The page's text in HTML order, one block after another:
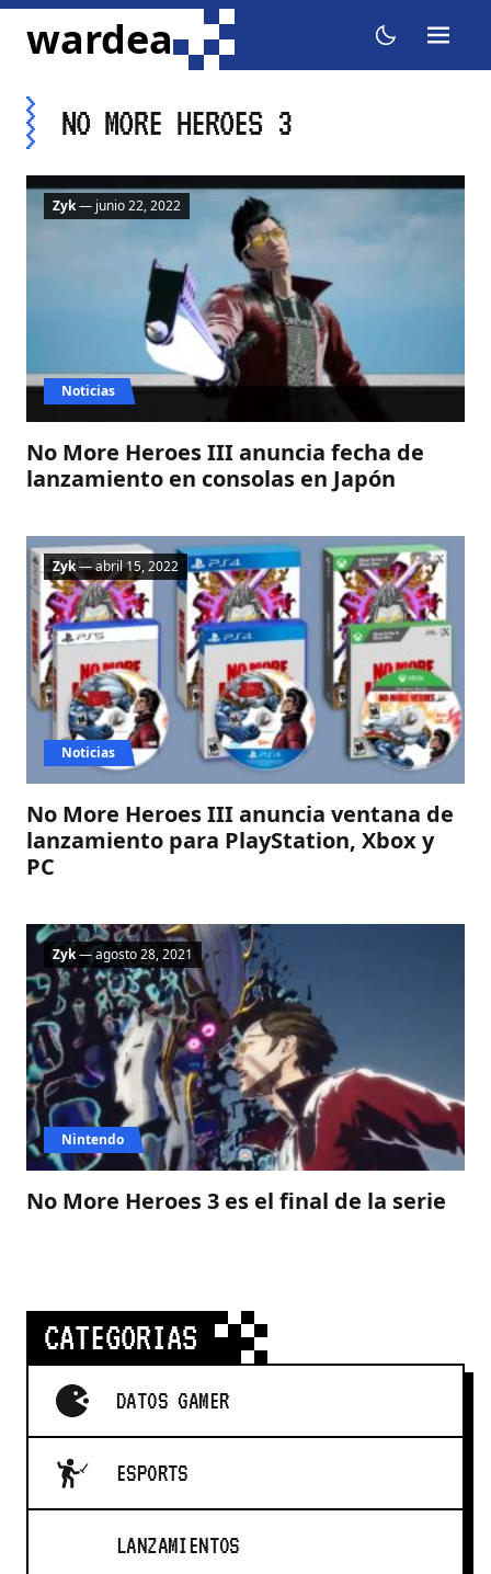
ir al contenido
wardea dark mode
menu
NO MORE HEROES 3
No More Heroes III anuncia fecha de
lanzamiento en consolas en Japón
Noticias
Zyk— junio 22, 2022
No More Heroes III anuncia ventana de
lanzamiento para PlayStation, Xbox y
PC
Noticias
Zyk— abril 15, 2022
No More Heroes 3 es el final de la serie
Nintendo
Zyk— agosto 28, 2021
CATEGORIAS
DATOS GAMER
ESPORTS
LANZAMIENTOS